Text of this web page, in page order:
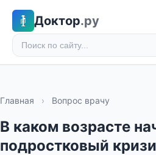
Доктор.ру
Главная › Вопрос врачу
В каком возрасте
подростковый